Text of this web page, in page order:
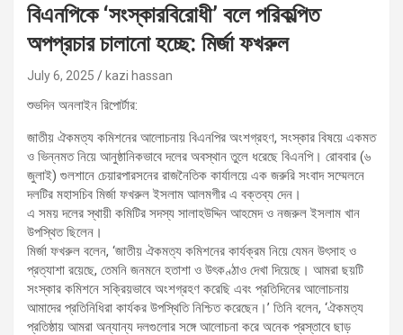
বিএনপিকে ‘সংস্কারবিরোধী’ বলে পরিকল্পিত
অপপ্রচার চালানো হচ্ছে: মির্জা ফখরুল
July 6, 2025 kazi hassan
শুভদিন অনলাইন রিপোর্টার:
জাতীয় ঐকমত্য কমিশনের আলোচনায় বিএনপির অংশগ্রহণ, সংস্কার বিষয়ে একমত
ও ভিন্নমত নিয়ে আনুষ্ঠানিকভাবে দলের অবস্থান তুলে ধরেছে বিএনপি। রোববার (৬
জুলাই) গুলশানে চেয়ারপারসনের রাজনৈতিক কার্যালয়ে এক জরুরি সংবাদ সম্মেলনে
দলটির মহাসচিব মির্জা ফখরুল ইসলাম আলমগীর এ বক্তব্য দেন।
এ সময় দলের স্থায়ী কমিটির সদস্য সালাহউদ্দিন আহমেদ ও নজরুল ইসলাম খান
উপস্থিত ছিলেন।
মির্জা ফখরুল বলেন, ‘জাতীয় ঐকমত্য কমিশনের কার্যক্রম নিয়ে যেমন উৎসাহ ও
প্রত্যাশা রয়েছে, তেমনি জনমনে হতাশা ও উৎকণ্ঠাও দেখা দিয়েছে। আমরা ছয়টি
সংস্কার কমিশনে সক্রিয়ভাবে অংশগ্রহণ করেছি এবং প্রতিদিনের আলোচনায়
আমাদের প্রতিনিধিরা কার্যকর উপস্থিতি নিশ্চিত করেছেন।’ তিনি বলেন, ‘ঐকমত্য
প্রতিষ্ঠায় আমরা অন্যান্য দলগুলোর সঙ্গে আলোচনা করে অনেক প্রস্তাবে ছাড়